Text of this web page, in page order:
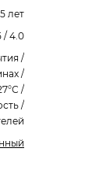
лет
/ 4.0
/
/
/
/